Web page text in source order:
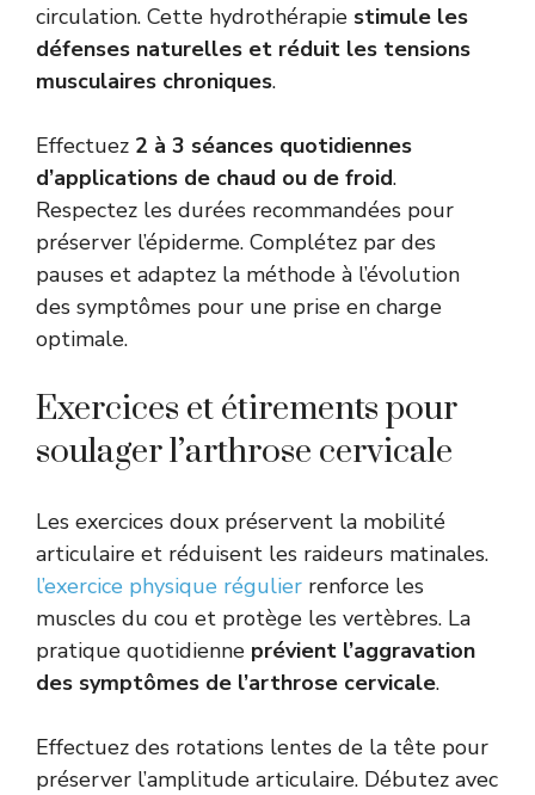
circulation. Cette hydrothérapie stimule les
défenses naturelles et réduit les tensions
musculaires chroniques.
Effectuez 2 à 3 séances quotidiennes
d’applications de chaud ou de froid.
Respectez les durées recommandées pour
préserver l’épiderme. Complétez par des
pauses et adaptez la méthode à l’évolution
des symptômes pour une prise en charge
optimale.
Exercices et étirements pour
soulager l’arthrose cervicale
Les exercices doux préservent la mobilité
articulaire et réduisent les raideurs matinales.
l’exercice physique régulier renforce les
muscles du cou et protège les vertèbres. La
pratique quotidienne prévient l’aggravation
des symptômes de l’arthrose cervicale.
Effectuez des rotations lentes de la tête pour
préserver l’amplitude articulaire. Débutez avec